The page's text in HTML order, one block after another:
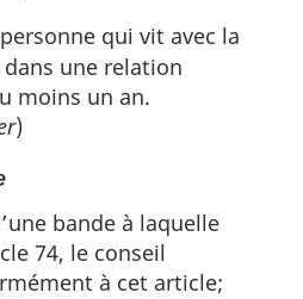
qui vit avec la
une relation
moins un an.
)
bande à laquelle
74, le conseil
à cet article;